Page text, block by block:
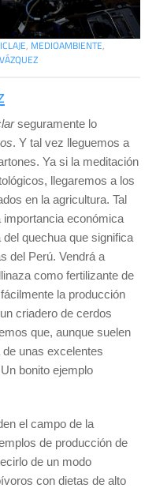
, MEDIOAMBIENTE,
seguramente lo
. Y tal vez lleguemos a
Ya si la meditación
llegaremos a los
en la agricultura. Tal
económica
quechua que significa
del Perú. Vendrá a
como fertilizante de
la producción
criadero de cerdos
que, aunque suelen
unas excelentes
bonito ejemplo
el campo de la
de producción de
de un modo
con dietas de alto